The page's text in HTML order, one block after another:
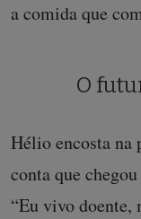
a comida que
O
Hélio encosta na
conta que
“Eu vivo doente,